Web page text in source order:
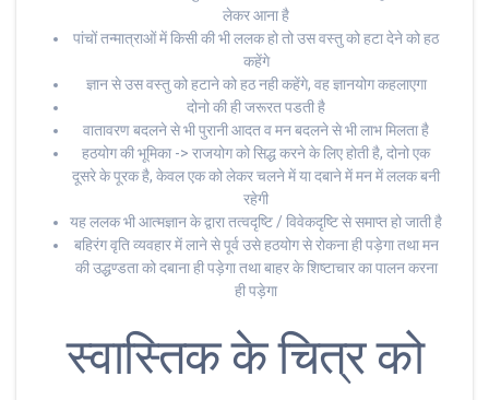
लेकर आना है
पांचों तन्मात्राओं में किसी की भी ललक हो तो उस वस्तु को हटा देने को हठ
कहेंगे
ज्ञान से उस वस्तु को हटाने को हठ नही कहेंगे, वह ज्ञानयोग कहलाएगा
दोनो की ही जरूरत पडती है
वातावरण बदलने से भी पुरानी आदत व मन बदलने से भी लाभ मिलता है
हठयोग की भूमिका -> राजयोग को सिद्ध करने के लिए होती है, दोनो एक
दूसरे के पूरक है, केवल एक को लेकर चलने में या दबाने में मन में ललक बनी
रहेगी
यह ललक भी आत्मज्ञान के द्वारा तत्वदृष्टि / विवेकदृष्टि से समाप्त हो जाती है
बहिरंग वृति व्यवहार में लाने से पूर्व उसे हठयोग से रोकना ही पड़ेगा तथा मन
की उद्धण्डता को दबाना ही पड़ेगा तथा बाहर के शिष्टाचार का पालन करना
ही पड़ेगा
स्वास्तिक के चित्र को